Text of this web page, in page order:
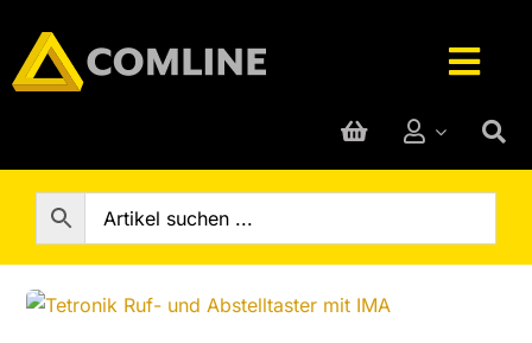
content
Technik-Service
Rufanlage